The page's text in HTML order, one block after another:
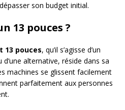
son budget initial.
13 pouces ?
13 pouces, qu’il s’agisse d’un
d’une alternative, réside dans sa
machines se glissent facilement
parfaitement aux personnes